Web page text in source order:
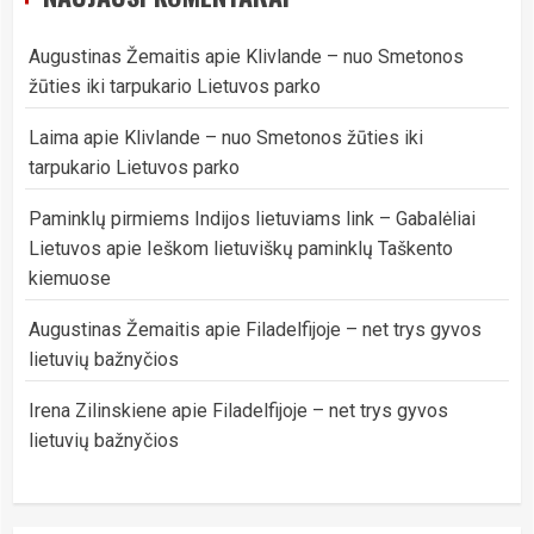
Augustinas Žemaitis apie Klivlande – nuo Smetonos
žūties iki tarpukario Lietuvos parko
Laima apie Klivlande – nuo Smetonos žūties iki
tarpukario Lietuvos parko
Paminklų pirmiems Indijos lietuviams link – Gabalėliai
Lietuvos apie Ieškom lietuviškų paminklų Taškento
kiemuose
Augustinas Žemaitis apie Filadelfijoje – net trys gyvos
lietuvių bažnyčios
Irena Zilinskiene apie Filadelfijoje – net trys gyvos
lietuvių bažnyčios